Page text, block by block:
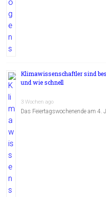
Klimawissenschaftler sind
und wie schnell
3 Wochen ago
Das Feiertagswochenende am